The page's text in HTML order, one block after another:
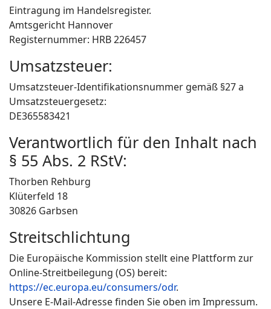
Eintragung im Handelsregister.
Amtsgericht Hannover
Registernummer: HRB 226457
Umsatzsteuer:
Umsatzsteuer-Identifikationsnummer gemäß §27 a
Umsatzsteuergesetz:
DE365583421
Verantwortlich für den Inhalt nach
§ 55 Abs. 2 RStV:
Thorben Rehburg
Klüterfeld 18
30826 Garbsen
Streitschlichtung
Die Europäische Kommission stellt eine Plattform zur
Online-Streitbeilegung (OS) bereit:
https://ec.europa.eu/consumers/odr.
Unsere E-Mail-Adresse finden Sie oben im Impressum.